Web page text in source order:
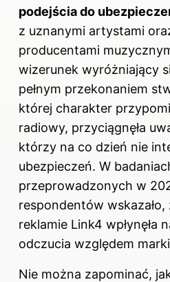
podejścia do
z uznanymi artystami
producentami
wizerunek wyróżniający
pełnym przekonaniem
której charakter
radiowy, przyciągnęła
którzy na co dzień nie
ubezpieczeń. W
przeprowadzonych w
respondentów wskazało,
reklamie Link4 wpłynęła
odczucia względem
Nie można zapominać,